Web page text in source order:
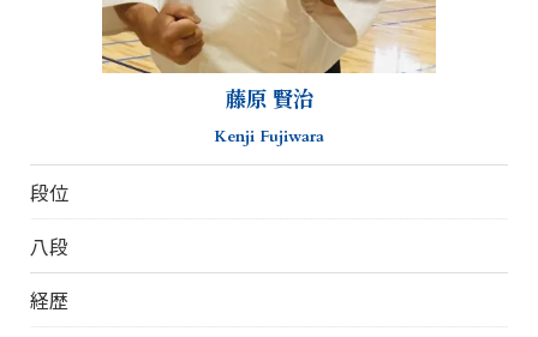
藤原 賢治
Kenji Fujiwara
段位
八段
経歴